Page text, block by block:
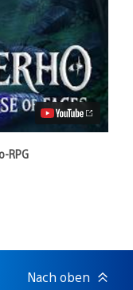
RPG
Nach oben